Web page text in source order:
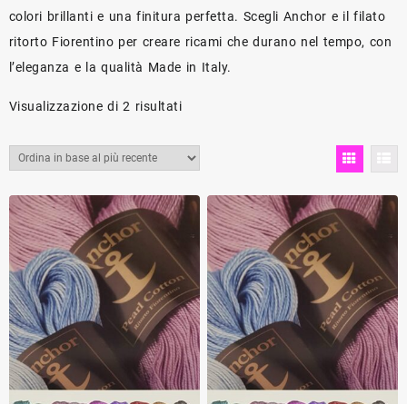
colori brillanti e una finitura perfetta. Scegli Anchor e il filato
ritorto Fiorentino per creare ricami che durano nel tempo, con
l’eleganza e la qualità Made in Italy.
Visualizzazione di 2 risultatiOrdina
base
più
recente